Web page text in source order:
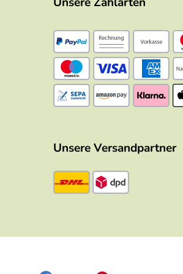
Unsere Versandpartner